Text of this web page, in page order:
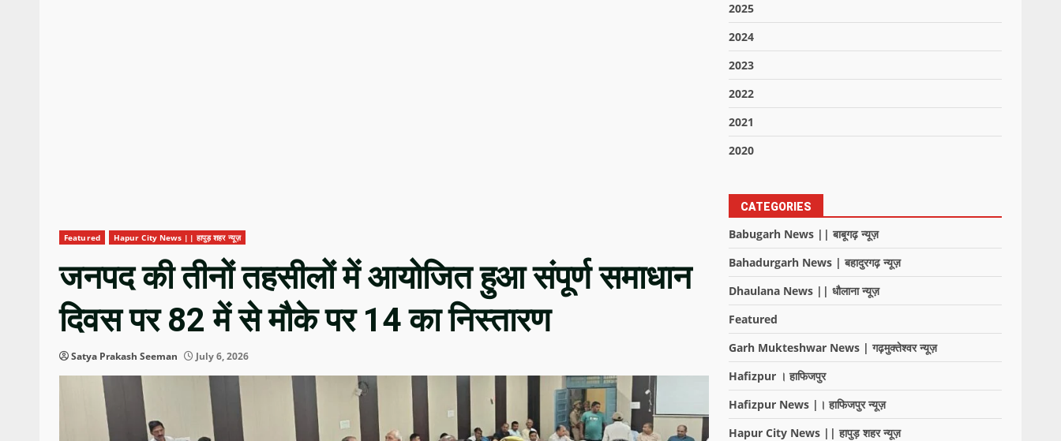
Featured Hapur City News || हापुड़ शहर न्यूज़
जनपद की तीनों तहसीलों में आयोजित हुआ संपूर्ण समाधान
दिवस पर 82 में से मौके पर 14 का निस्तारण
Satya Prakash Seeman July 6, 2026
2025
2024
2023
2022
2021
2020
CATEGORIES
Babugarh News || बाबूगढ़ न्यूज़
Bahadurgarh News | बहादुरगढ़ न्यूज़
Dhaulana News || धौलाना न्यूज़
Featured
Garh Mukteshwar News | गढ़मुक्तेश्वर न्यूज़
Hafizpur । हाफिजपुर
Hafizpur News |। हाफिजपुर न्यूज़
Hapur City News || हापुड़ शहर न्यूज़